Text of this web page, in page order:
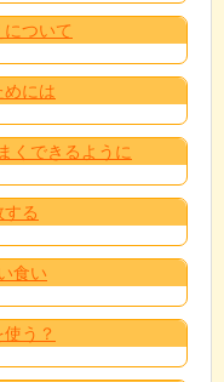
ついて
めには
くできるように
る
食い
う？